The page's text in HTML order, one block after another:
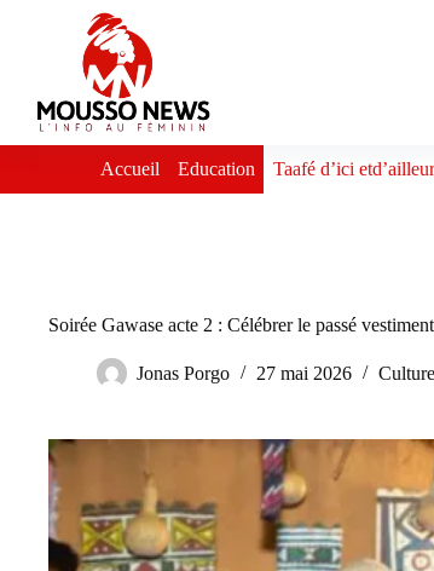
Accueil Education Taafé d’ici
Soirée Gawase acte 2 : Célébrer le passé
Jonas Porgo 27 mai 2026 Culture